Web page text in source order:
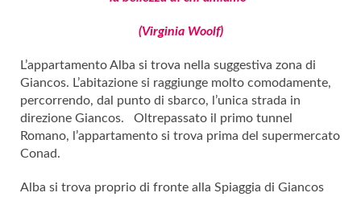
(Virginia Woolf)
L’appartamento Alba si trova nella suggestiva zona di
Giancos. L’abitazione si raggiunge molto comodamente,
percorrendo, dal punto di sbarco, l’unica strada in
direzione Giancos. Oltrepassato il primo tunnel
Romano, l’appartamento si trova prima del supermercato
Conad.
Alba si trova proprio di fronte alla Spiaggia di Giancos